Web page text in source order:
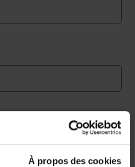
À propos des cookies